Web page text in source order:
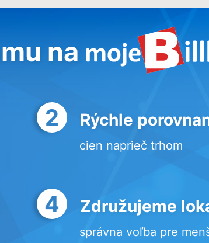
na
2 Rýchle
cien naprieč trhom
4 Združujeme
správna voľba pre